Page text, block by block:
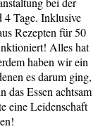
4 Tage. Inklusive
Rezepten für 50
Alles hat
haben wir ein
es darum ging,
das Essen achtsam
eine Leidenschaft